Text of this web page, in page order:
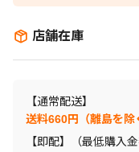
店舗在庫
【通常配送】
送料660円（離島を
【即配】（最低購入